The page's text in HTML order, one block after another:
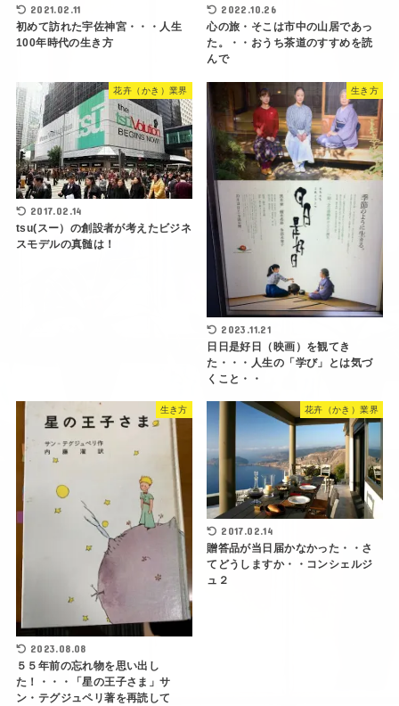
2021.02.11
初めて訪れた宇佐神宮・・・人生
100年時代の生き方
2022.10.26
心の旅・そこは市中の山居であっ
た。・・おうち茶道のすすめを読
んで
花卉（かき）業界
2017.02.14
tsu(スー）の創設者が考えたビジネ
スモデルの真髄は！
生き方
2023.11.21
日日是好日（映画）を観てき
た・・・人生の「学び」とは気づ
くこと・・
生き方
2023.08.08
５５年前の忘れ物を思い出し
た！・・・「星の王子さま」サ
ン・テグジュペリ著を再読して
花卉（かき）業界
2017.02.14
贈答品が当日届かなかった・・さ
てどうしますか・・コンシェルジ
ュ２